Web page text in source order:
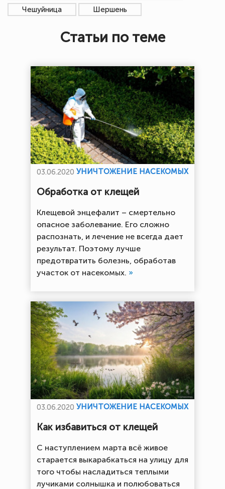
Чешуйница
Шершень
Статьи по теме
03.06.2020 УНИЧТОЖЕНИЕ НАСЕКОМЫХ
Обработка от клещей
Клещевой энцефалит – смертельно
опасное заболевание. Его сложно
распознать, и лечение не всегда дает
результат. Поэтому лучше
предотвратить болезнь, обработав
участок от насекомых. »
03.06.2020 УНИЧТОЖЕНИЕ НАСЕКОМЫХ
Как избавиться от клещей
С наступлением марта всё живое
старается выкарабкаться на улицу для
того чтобы насладиться теплыми
лучиками солнышка и полюбоваться